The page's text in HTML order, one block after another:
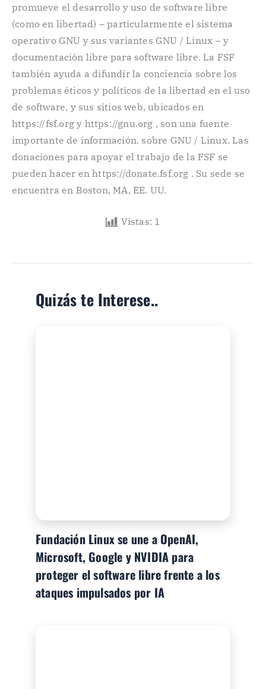
promueve el desarrollo y uso de software libre
(como en libertad) – particularmente el sistema
operativo GNU y sus variantes GNU / Linux – y
documentación libre para software libre. La FSF
también ayuda a difundir la conciencia sobre los
problemas éticos y políticos de la libertad en el uso
de software, y sus sitios web, ubicados en
https://fsf.org y https://gnu.org , son una fuente
importante de información. sobre GNU / Linux. Las
donaciones para apoyar el trabajo de la FSF se
pueden hacer en https://donate.fsf.org . Su sede se
encuentra en Boston, MA, EE. UU.
Vistas: 1
Quizás te Interese..
Fundación Linux se une a OpenAI,
Microsoft, Google y NVIDIA para
proteger el software libre frente a los
ataques impulsados por IA